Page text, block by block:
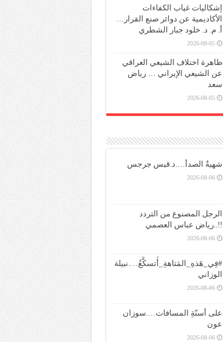
إشكاليات غياب الكفاءات
الأكاديمية عن دوائر صنع القرار…
أ. م. د. خلود جبار الشطري
2026-08-05
ظاهرة اختلاف الشيعي العراقي
عن الشيعي الإيراني … رياض
سعد
2026-08-05
شهيةُ الصدأ….د.قيس جرجس
2026-08-06
الرجل المصنوع من التردد
!!..رياض عباس العصمي
2026-08-06
#فِي_هَذهِ_المَتاهةِ_أَتسكَّعُ….نبيلة
الوزاني
2026-08-06
على أسنّةِ المسافات….سوزان
عون
2026-08-06